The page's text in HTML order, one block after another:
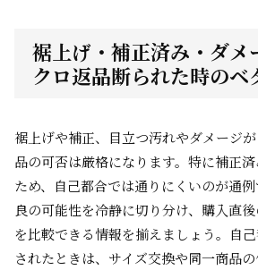
裾上げ・補正済み・ダメ
クロ返品断られた時のベ
裾上げや補正、目立つ汚れやダメージ
品の可否は厳格になります。特に補正
ため、自己都合では通りにくいのが通
良の可能性を冷静に切り分け、購入直
を比較できる情報を揃えましょう。自
されたときは、サイズ交換や同一商品の